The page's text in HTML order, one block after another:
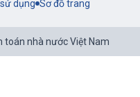
dụng Sơ đồ trang
toán nhà nước Việt Nam